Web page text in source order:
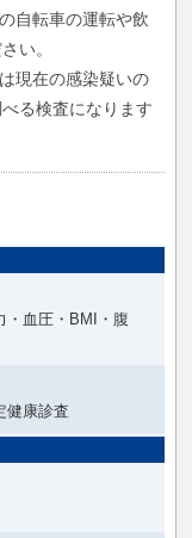
自転車の運転や飲
い。
現在の感染疑いの
る検査になります
・血圧・BMI・腹
健康診査